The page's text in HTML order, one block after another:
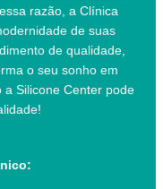
razão, a Clínica
de suas
de qualidade,
o seu sonho em
a Silicone Center pode